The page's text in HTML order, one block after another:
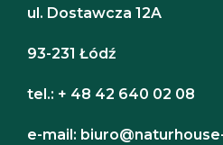
ul. Dostawcza 12A
93-231 Łódź
tel.: + 48 42 640 02 08
e-mail: